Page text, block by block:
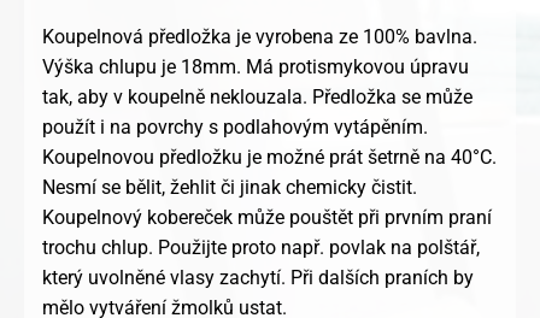
Koupelnová předložka je vyrobena ze 100% bavlna.
Výška chlupu je 18mm. Má protismykovou úpravu
tak, aby v koupelně neklouzala. Předložka se může
použít i na povrchy s podlahovým vytápěním.
Koupelnovou předložku je možné prát šetrně na 40°C.
Nesmí se bělit, žehlit či jinak chemicky čistit.
Koupelnový kobereček může pouštět při prvním praní
trochu chlup. Použijte proto např. povlak na polštář,
který uvolněné vlasy zachytí. Při dalších praních by
mělo vytváření žmolků ustat.